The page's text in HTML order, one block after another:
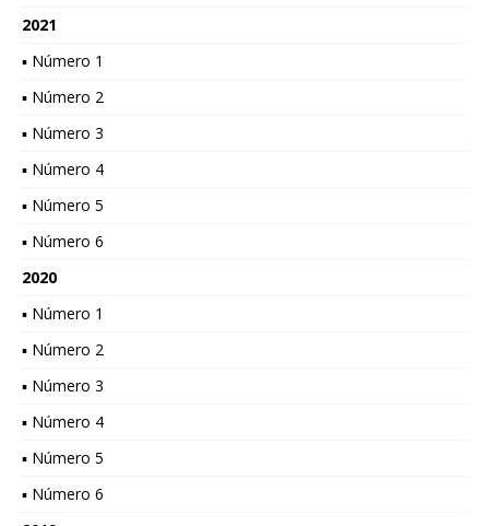
2021
▪ Número 1
▪ Número 2
▪ Número 3
▪ Número 4
▪ Número 5
▪ Número 6
2020
▪ Número 1
▪ Número 2
▪ Número 3
▪ Número 4
▪ Número 5
▪ Número 6